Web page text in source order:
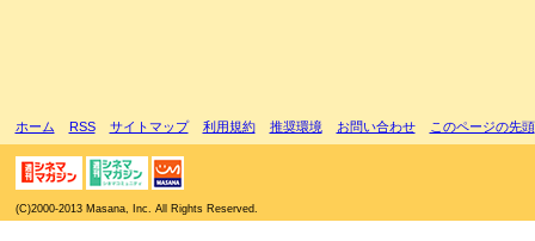
ホーム RSS サイトマップ 利用規約 推奨環境 お問い合わせ このページの先頭
(C)2000-2013 Masana, Inc. All Rights Reserved.